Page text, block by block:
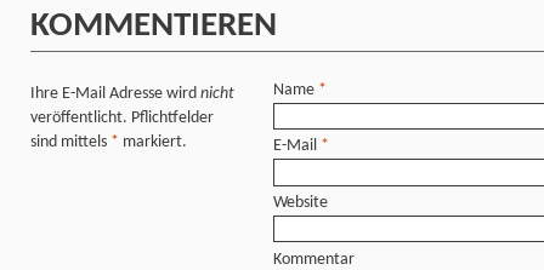
KOMMENTIEREN
Ihre E-Mail Adresse wird nicht
veröffentlicht. Pflichtfelder
sind mittels * markiert.
Name *
E-Mail *
Website
Kommentar